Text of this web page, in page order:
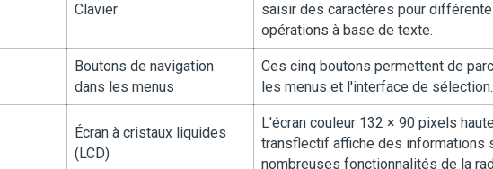
Clavier
saisir des caractères pour
opérations à base de texte.
Boutons de navigation
dans les menus
Ces cinq boutons permettent de
les menus et l'interface de sélection.
Écran à cristaux liquides
(LCD)
L'écran couleur 132 × 90 pixels
transflectif affiche des informations
nombreuses fonctionnalités de la